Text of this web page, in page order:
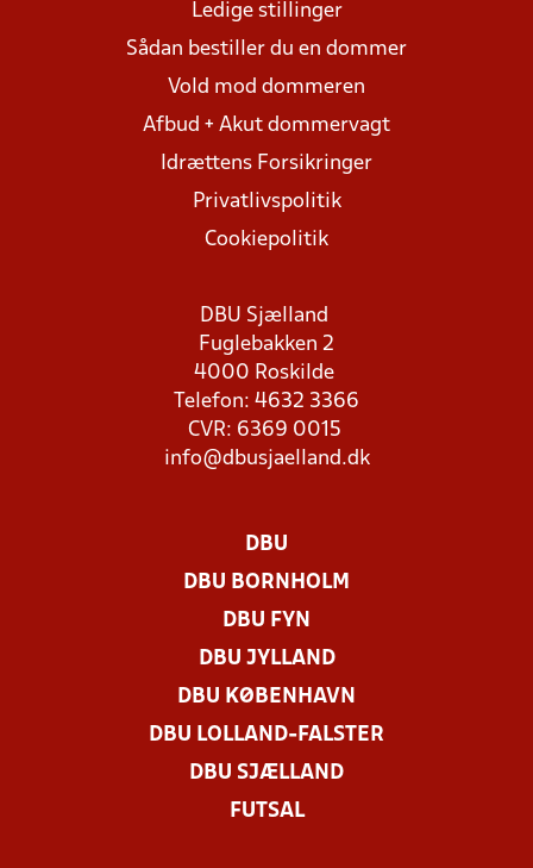
Ledige stillinger
Sådan bestiller du en dommer
Vold mod dommeren
Afbud + Akut dommervagt
Idrættens Forsikringer
Privatlivspolitik
Cookiepolitik
DBU Sjælland
Fuglebakken 2
4000 Roskilde
Telefon: 4632 3366
CVR: 6369 0015
info@dbusjaelland.dk
DBU
DBU BORNHOLM
DBU FYN
DBU JYLLAND
DBU KØBENHAVN
DBU LOLLAND-FALSTER
DBU SJÆLLAND
FUTSAL